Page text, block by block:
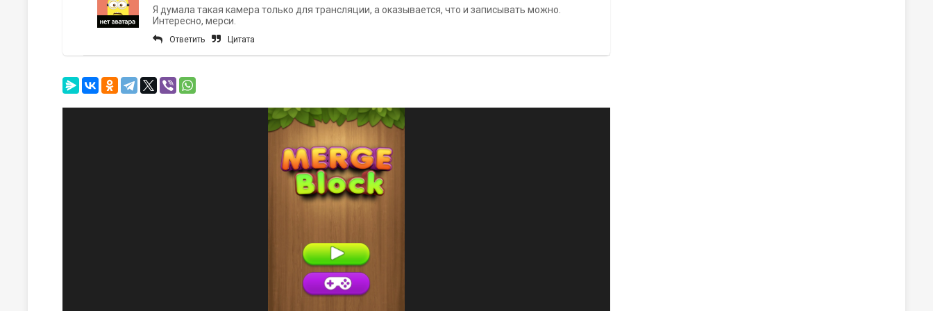
Я думала такая камера только для трансляции, а оказывается, что и записывать можно.
Интересно, мерси.
Ответить Цитата